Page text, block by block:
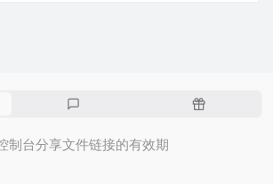
评
随
制台分享文件链接的有效期